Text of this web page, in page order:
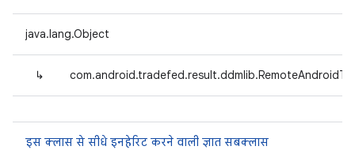
java.lang.Object
↳
इस क्लास से सीधे इनहेरिट करने वाली ज्ञात सबक्लास